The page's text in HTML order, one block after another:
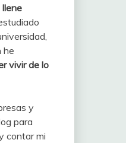
Ilene
he
vivir de lo
y
para
contar mi